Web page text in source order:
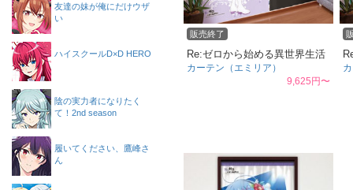
販売終了
Re:ゼロから始める異世界生活
カーテン（エミリア）
9,625円〜
友達の妹が俺にだけウザ
い
ハイスクールD×D HERO
陰の実力者になりたく
て！2nd season
履いてください、鷹峰さ
ん